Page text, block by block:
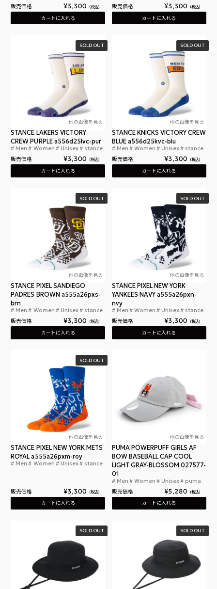
販売価格 ¥3,300 税込
カートに入れる
販売価格 ¥3,300 税込
カートに入れる
他の画像を見る
スタンスソックス レイカーズ ビクトリー クルー パ
STANCE LAKERS VICTORY
CREW PURPLE a556d25lvc-pur
Men Women Unisex stance
販売価格 ¥3,300 税込
SOLD OUT
カートに入れる
他の画像を見る
STANCE KNICKS VICTORY CREW
BLUE a556d25kvc-blu
Men Women Unisex stance
販売価格 ¥3,300 税込
SOLD OUT
カートに入れる
他の画像を見る
スタンスソックス ピクセル サンディエゴ パドレス
STANCE PIXEL SANDIEGO
PADRES BROWN a555a26pxs-
brn
Men Women Unisex stance
販売価格 ¥3,300 税込
SOLD OUT
カートに入れる
他の画像を見る
STANCE PIXEL NEW YORK
YANKEES NAVY a555a26pxn-
nvy
Men Women Unisex stance
販売価格 ¥3,300 税込
SOLD OUT
カートに入れる
他の画像を見る
スタンスソックス ピクセル ニューヨーク メッツ
STANCE PIXEL NEW YORK METS
ROYAL a555a26pxm-roy
Men Women Unisex stance
販売価格 ¥3,300 税込
SOLD OUT
カートに入れる
他の画像を見る
PUMA POWERPUFF GIRLS AF
BOW BASEBALL CAP COOL
LIGHT GRAY-BLOSSOM 027577-
01
Men Women Unisex puma
販売価格 ¥5,280 税込
カートに入れる
SOLD OUT SOLD OUT